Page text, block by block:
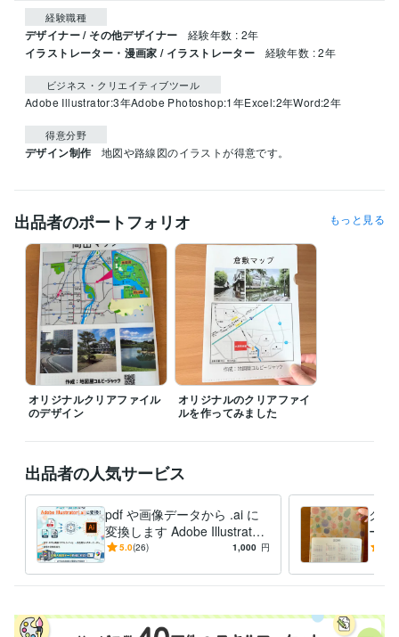
経験職種
デザイナー / その他デザイナー 経験年数 : 2年
イラストレーター・漫画家 / イラストレーター 経験年数 : 2年
ビジネス・クリエイティブツール
Adobe Illustrator:3年Adobe Photoshop:1年Excel:2年Word:2年
得意分野
デザイン制作 地図や路線図のイラストが得意です。
出品者のポートフォリオ もっと見る
オリジナルクリアファイル
のデザイン
オリジナルのクリアファイ
ルを作ってみました
出品者の人気サービス
pdf や画像データから .ai に
変換します Adobe Illustrator
で変換／印刷入稿にも対応
5.0(26) 1,000 円
クリ
ータ
のク